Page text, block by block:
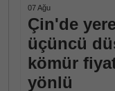
07 Ağu
Çin'de
üçüncü
kömür
yönlü